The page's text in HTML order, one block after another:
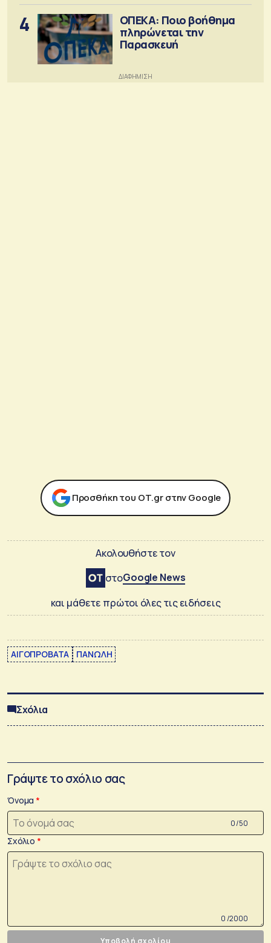
4
ΟΠΕΚΑ: Ποιο βοήθημα
πληρώνεται την
Παρασκευή
Προσθήκη του ΟΤ.gr στην Google
Ακολουθήστε τον
στοGoogle News
και μάθετε πρώτοι όλες τις ειδήσεις
ΑΙΓΟΠΡΟΒΑΤΑ ΠΑΝΩΛΗ
Σχόλια
Γράψτε το σχόλιο σας
Όνομα
0 /50
Σχόλιο
0 /2000
Υποβολή σχολίου